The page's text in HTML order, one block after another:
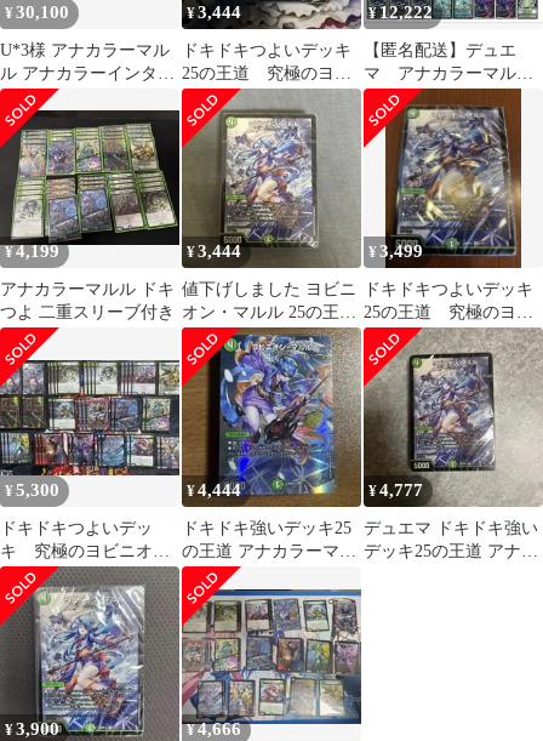
¥30,100
U*3様 アナカラーマル
ル アナカラーインター
ステラ デッキパーツ
¥3,444
ドキドキつよいデッキ
25の王道 究極のヨビ
ニオン！水闇自然マル
ルデッキ 未開封
¥12,222
【匿名配送】デュエ
マ アナカラーマルル
（インターステラ
型） 3重スリーブ付き
¥4,199
アナカラーマルル ドキ
つよ 二重スリーブ付き
¥3,444
値下げしました ヨビニ
オン・マルル 25の王道
ドキつよ アナカラーマ
ルルデッキ
¥3,499
ドキドキつよいデッキ
25の王道 究極のヨビ
ニオン！水闇自然マル
ルデッキ 未開封
¥5,300
ドキドキつよいデッ
キ 究極のヨビニオ
ン！水闇自然マルルデ
ッキ
¥4,444
ドキドキ強いデッキ25
の王道 アナカラーマル
ル
¥4,777
デュエマ ドキドキ強い
デッキ25の王道 アナカ
¥3,900 ¥4,666